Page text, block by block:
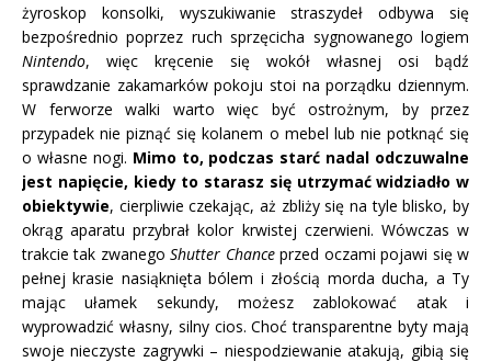
żyroskop konsolki, wyszukiwanie straszydeł odbywa się
bezpośrednio poprzez ruch sprzęcicha sygnowanego logiem
Nintendo, więc kręcenie się wokół własnej osi bądź
sprawdzanie zakamarków pokoju stoi na porządku dziennym.
W ferworze walki warto więc być ostrożnym, by przez
przypadek nie piznąć się kolanem o mebel lub nie potknąć się
o własne nogi. Mimo to, podczas starć nadal odczuwalne
jest napięcie, kiedy to starasz się utrzymać widziadło w
obiektywie, cierpliwie czekając, aż zbliży się na tyle blisko, by
okrąg aparatu przybrał kolor krwistej czerwieni. Wówczas w
trakcie tak zwanegoShutter Chanceprzed oczami pojawi się w
pełnej krasie nasiąknięta bólem i złością morda ducha, a Ty
mając ułamek sekundy, możesz zablokować atak i
wyprowadzić własny, silny cios. Choć transparentne byty mają
swoje nieczyste zagrywki – niespodziewanie atakują, gibią się